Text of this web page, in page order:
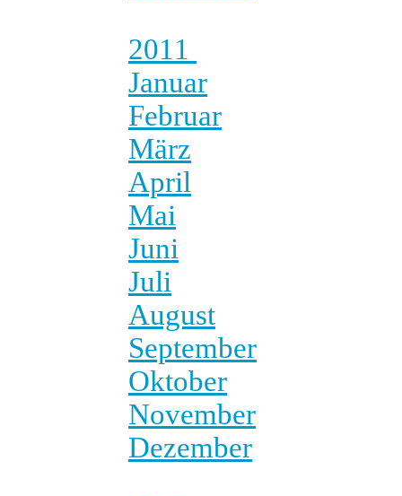
2011
Januar
Februar
März
April
Mai
Juni
Juli
August
September
Oktober
November
Dezember